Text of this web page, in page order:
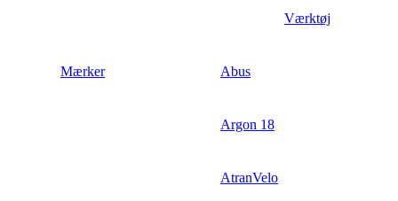
Værktøj
Mærker Abus
Argon 18
AtranVelo